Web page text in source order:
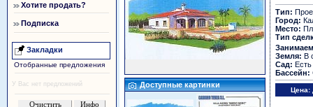
Хотите продать?
Подписка
Закладки
Отобранные предложения
У Вас нет предложений Доступные картинки
Тип:
Город:
Место:
Тип
Земля: В
Сад: Есть
Бассейн:
Цена: